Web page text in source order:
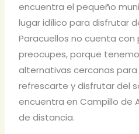
encuentra el pequeño
lugar idílico para disfrutar
Paracuellos no cuenta con
preocupes, porque
alternativas cercanas
refrescarte y disfrutar del
encuentra en Campillo de
de distancia.